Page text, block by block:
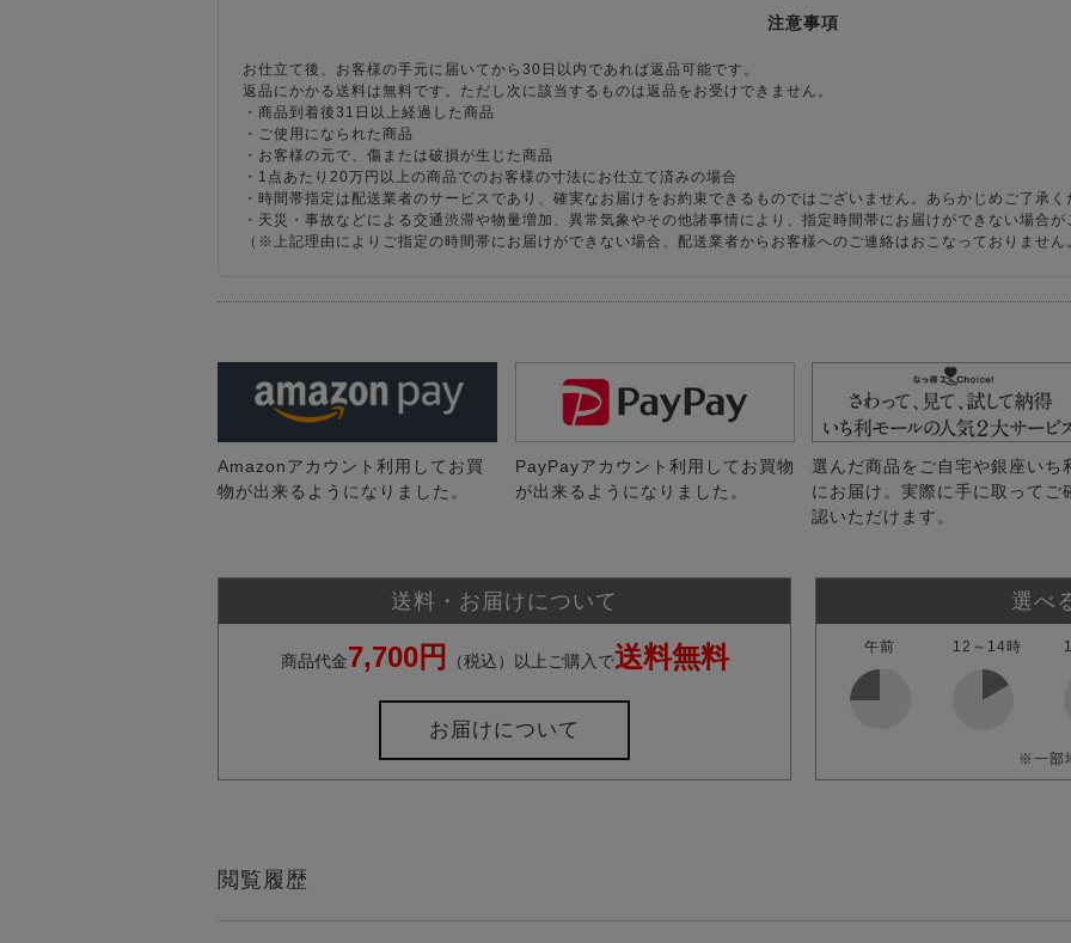
注意事項
お仕立て後、お客様の手元に届いてから30日以内であれば返品可能です。
返品にかかる送料は無料です。ただし次に該当するものは返品をお受けできません。
・商品到着後31日以上経過した商品
・ご使用になられた商品
・お客様の元で、傷または破損が生じた商品
・1点あたり20万円以上の商品でのお客様の寸法にお仕立て済みの場合
・時間帯指定は配送業者のサービスであり、確実なお届けをお約束できるものではございません。あらかじめご了承く
・天災・事故などによる交通渋滞や物量増加、異常気象やその他諸事情により、指定時間帯にお届けができない場合が
（※上記理由によりご指定の時間帯にお届けができない場合、配送業者からお客様へのご連絡はおこなっておりません
Amazonアカウント利用してお買
物が出来るようになりました。
PayPayアカウント利用してお買物
が出来るようになりました。
選んだ商品をご自宅や銀座いち
にお届け。実際に手に取ってご
認いただけます。
送料・お届けについて
商品代金7,700円 （税込）以上ご購入で送料無料
お届けについて
選べ
午前 12～14時
※一部
閲覧履歴